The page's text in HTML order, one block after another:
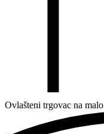
Ovlašteni trgovac na malo